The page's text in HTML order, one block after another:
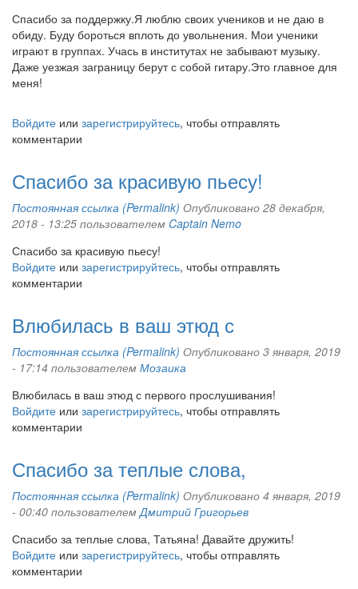
Спасибо за поддержку.Я люблю своих учеников и не даю в
обиду. Буду бороться вплоть до увольнения. Мои ученики
играют в группах. Учась в институтах не забывают музыку.
Даже уезжая заграницу берут с собой гитару.Это главное для
меня!
Войдите или зарегистрируйтесь, чтобы отправлять
комментарии
Спасибо за красивую пьесу!
Постоянная ссылка (Permalink) Опубликовано 28 декабря,
2018 - 13:25 пользователем Captain Nemo
Спасибо за красивую пьесу!
Войдите или зарегистрируйтесь, чтобы отправлять
комментарии
Влюбилась в ваш этюд с
Постоянная ссылка (Permalink) Опубликовано 3 января, 2019
- 17:14 пользователем Мозаика
Влюбилась в ваш этюд с первого прослушивания!
Войдите или зарегистрируйтесь, чтобы отправлять
комментарии
Спасибо за теплые слова,
Постоянная ссылка (Permalink) Опубликовано 4 января, 2019
- 00:40 пользователемДмитрий Григорьев
Спасибо за теплые слова, Татьяна! Давайте дружить!
Войдите или зарегистрируйтесь, чтобы отправлять
комментарии